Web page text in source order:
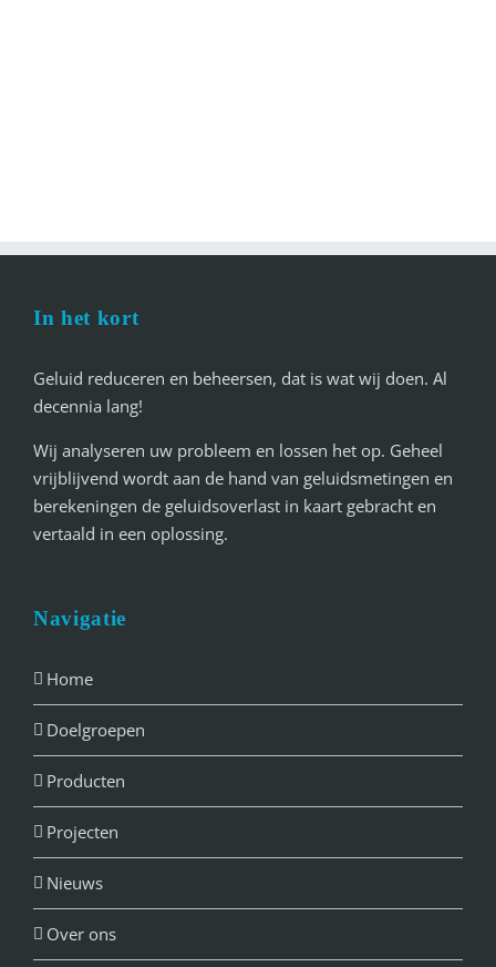
In het kort
Geluid reduceren en beheersen, dat is wat wij doen. Al
decennia lang!
Wij analyseren uw probleem en lossen het op. Geheel
vrijblijvend wordt aan de hand van geluidsmetingen en
berekeningen de geluidsoverlast in kaart gebracht en
vertaald in een oplossing.
Navigatie
Home
Doelgroepen
Producten
Projecten
Nieuws
Over ons